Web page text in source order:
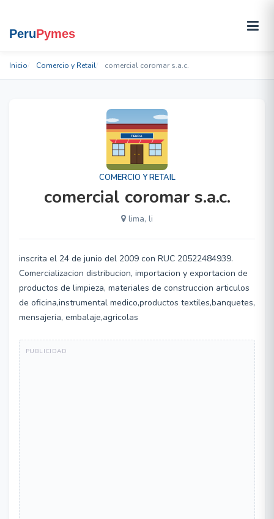
Inicio Comercio y Retail comercial coromar s.a.c.
COMERCIO Y RETAIL
comercial coromar s.a.c.
lima, li
inscrita el 24 de junio del 2009 con RUC 20522484939.
Comercializacion distribucion, importacion y exportacion de
productos de limpieza, materiales de construccion articulos
de oficina,instrumental medico,productos textiles,banquetes,
mensajeria, embalaje,agricolas